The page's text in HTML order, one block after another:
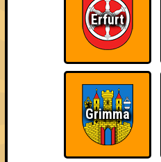
Achtung! Wenn ihr beim Quiz
die folgende Seite an:
Erfurt
Grimma